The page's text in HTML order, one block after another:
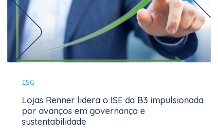
ESG
Lojas Renner lidera o ISE da B3 impulsionada
por avanços em governança e
sustentabilidade